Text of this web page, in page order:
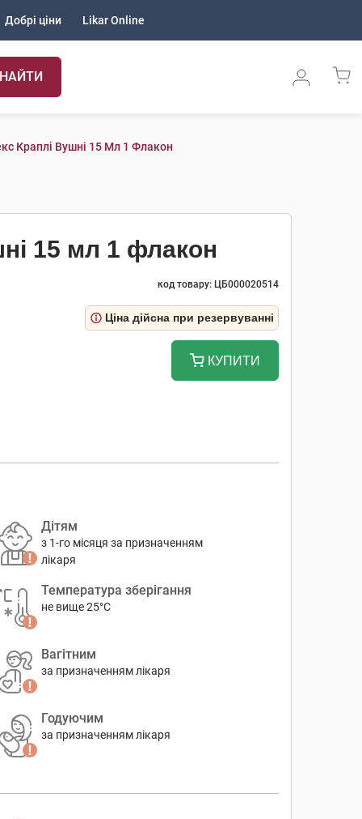
Добрі ціни Likar Online
Краплі Вушні 15 Мл 1 Флакон
15 мл 1 флакон
код товару: ЦБ000020514
Ціна дійсна при резервуванні
КУПИТИ
Дітям
з 1-го місяця за призначенням
лікаря
Температура зберігання
не вище 25°C
Вагітним
за призначенням лікаря
Годуючим
за призначенням лікаря